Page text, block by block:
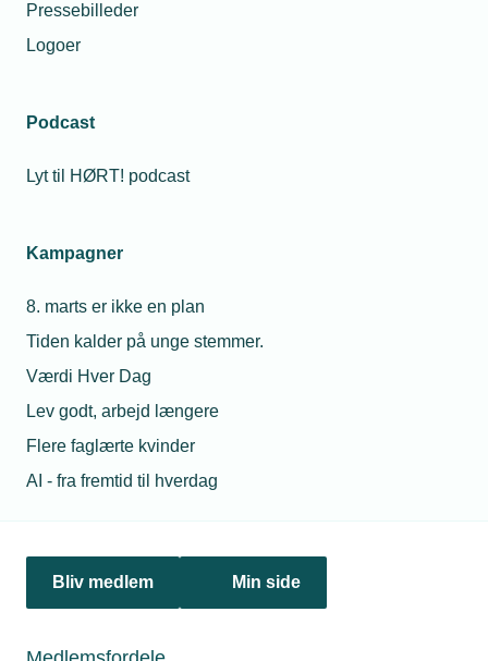
Pressebilleder
Logoer
Podcast
Lyt til HØRT! podcast
Kampagner
8. marts er ikke en plan
Tiden kalder på unge stemmer.
Værdi Hver Dag
Lev godt, arbejd længere
Flere faglærte kvinder
AI - fra fremtid til hverdag
Bliv medlem Min side
Politik & analyse
jura@tekniq.dk
tekniq@tekniq.dk